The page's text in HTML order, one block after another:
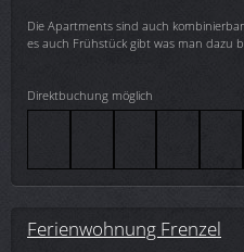
Die Apartments sind auch
es auch Frühstück gibt was man dazu
Direktbuchung möglich
Ferienwohnung Frenzel